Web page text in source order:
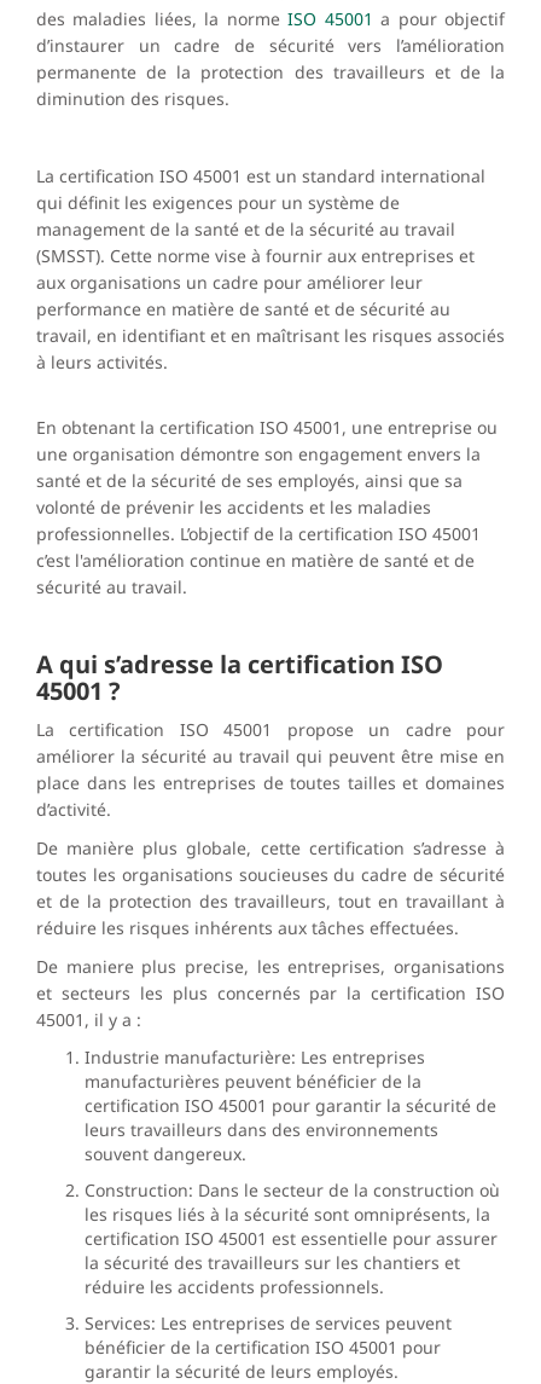
des maladies liées, la normeISO 45001 a pour objectif
d’instaurer un cadre de sécurité vers l’amélioration
permanente de la protection des travailleurs et de la
diminution des risques.
La certification ISO 45001 est un standard international
qui définit les exigences pour un système de
management de la santé et de la sécurité au travail
(SMSST). Cette norme vise à fournir aux entreprises et
aux organisations un cadre pour améliorer leur
performance en matière de santé et de sécurité au
travail, en identifiant et en maîtrisant les risques associés
à leurs activités.
En obtenant la certification ISO 45001, une entreprise ou
une organisation démontre son engagement envers la
santé et de la sécurité de ses employés, ainsi que sa
volonté de prévenir les accidents et les maladies
professionnelles. L’objectif de la certification ISO 45001
c’est l'amélioration continue en matière de santé et de
sécurité au travail.
A qui s’adresse la certification ISO
45001 ?
La certification ISO 45001 propose un cadre pour
améliorer la sécurité au travail qui peuvent être mise en
place dans les entreprises de toutes tailles et domaines
d’activité.
De manière plus globale, cette certification s’adresse à
toutes les organisations soucieuses du cadre de sécurité
et de la protection des travailleurs, tout en travaillant à
réduire les risques inhérents aux tâches effectuées.
De maniere plus precise, les entreprises, organisations
et secteurs les plus concernés par la certification ISO
45001, il y a :
Industrie manufacturière: Les entreprises
manufacturières peuvent bénéficier de la
certification ISO 45001 pour garantir la sécurité de
leurs travailleurs dans des environnements
souvent dangereux.
Construction: Dans le secteur de la construction où
les risques liés à la sécurité sont omniprésents, la
certification ISO 45001 est essentielle pour assurer
la sécurité des travailleurs sur les chantiers et
réduire les accidents professionnels.
Services: Les entreprises de services peuvent
bénéficier de la certification ISO 45001 pour
garantir la sécurité de leurs employés.